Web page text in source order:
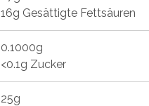
16g Gesättigte Fettsäuren
0.1000g
<0.1g Zucker
25g